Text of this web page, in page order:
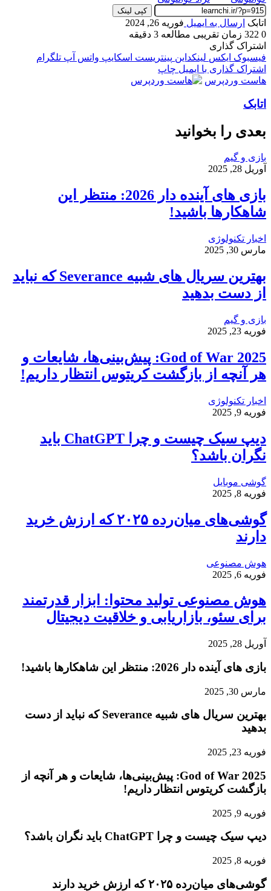
کپی لینک
اتابک ارسال به ایمیل فوریه 26, 2024
0
زمان تقریبی مطالعه 3 دقیقه
اشتراک گذاری
فیسبوک ایکس لینکداین پینتریست اسکایپ واتس آپ تلگرام
اشتراک گذاری با ایمیل چاپ
هاست وردپرس
اتابک
بعدی را بخوانید
بازی و گیم
آوریل 28, 2025
بازی‌ های آینده دار 2026: منتظر این
شاهکارها باشید!
اخبار تکنولوژی
مارس 30, 2025
بهترین سریال های شبیه Severance که نباید
از دست بدهید
بازی و گیم
فوریه 23, 2025
God of War 2025: پیش‌بینی‌ها، شایعات و
هر آنچه از بازگشت کریتوس انتظار داریم!
اخبار تکنولوژی
فوریه 9, 2025
دیپ سیک چیست و چرا ChatGPT باید
نگران باشد؟
گوشی موبایل
فوریه 8, 2025
گوشی‌های میان‌رده ۲۰۲۵ که ارزش خرید
دارند
هوش مصنوعی
فوریه 6, 2025
هوش مصنوعی تولید محتوا: ابزار قدرتمند
برای سئو، بازاریابی و خلاقیت دیجیتال
آوریل 28, 2025
بازی‌ های آینده دار 2026: منتظر این شاهکارها باشید!
مارس 30, 2025
بهترین سریال های شبیه Severance که نباید از دست
بدهید
فوریه 23, 2025
God of War 2025: پیش‌بینی‌ها، شایعات و هر آنچه از
بازگشت کریتوس انتظار داریم!
فوریه 9, 2025
دیپ سیک چیست و چرا ChatGPT باید نگران باشد؟
فوریه 8, 2025
گوشی‌های میان‌رده ۲۰۲۵ که ارزش خرید دارند